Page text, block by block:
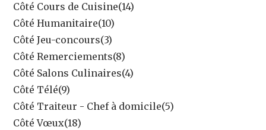
Côté Cours de Cuisine(14)
Côté Humanitaire(10)
Côté Jeu-concours(3)
Côté Remerciements(8)
Côté Salons Culinaires(4)
Côté Télé(9)
Côté Traiteur - Chef à domicile(5)
Côté Vœux(18)